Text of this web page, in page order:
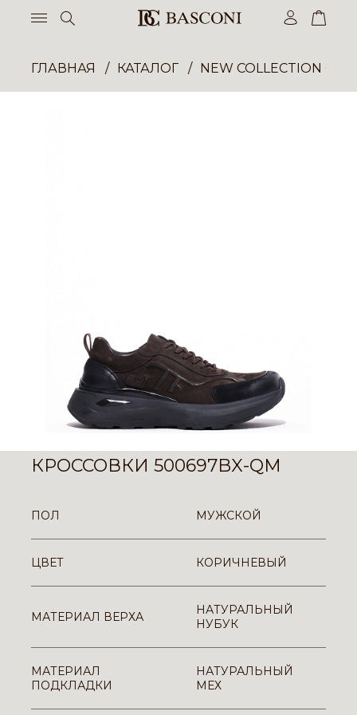
ГЛАВНАЯ КАТАЛОГ NEW COLLECTION
КРОССОВКИ 500697BX-QM
ПОЛ МУЖСКОЙ
ЦВЕТ КОРИЧНЕВЫЙ
МАТЕРИАЛ ВЕРХА
НАТУРАЛЬНЫЙ
НУБУК
МАТЕРИАЛ
ПОДКЛАДКИ
НАТУРАЛЬНЫЙ
МЕХ